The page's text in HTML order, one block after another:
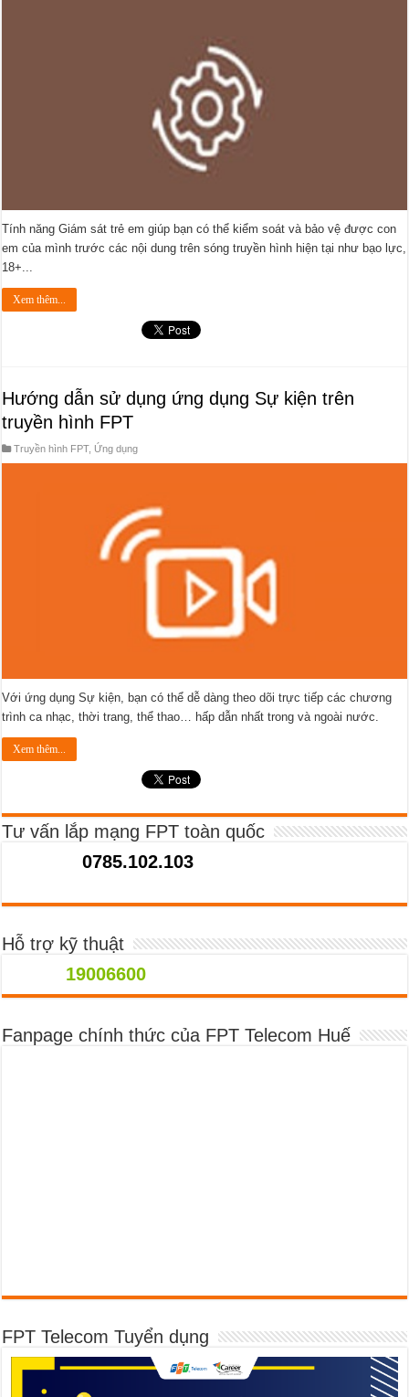
Tính năng Giám sát trẻ em giúp bạn có thể kiểm soát và bảo vệ được con
em của mình trước các nội dung trên sóng truyền hình hiện tại như bạo lực,
18+...
Xem thêm...
Hướng dẫn sử dụng ứng dụng Sự kiện trên
truyền hình FPT
Truyền hình FPT, Ứng dụng
Với ứng dụng Sự kiện, bạn có thể dễ dàng theo dõi trực tiếp các chương
trình ca nhạc, thời trang, thể thao… hấp dẫn nhất trong và ngoài nước.
Xem thêm...
Tư vấn lắp mạng FPT toàn quốc
0785.102.103
Hỗ trợ kỹ thuật
19006600
Fanpage chính thức của FPT Telecom Huế
FPT Telecom Tuyển dụng